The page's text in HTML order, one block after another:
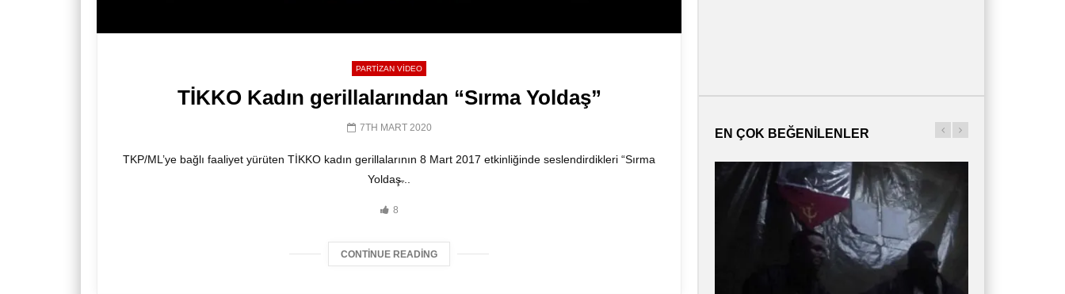
PARTIZAN VIDEO
TİKKO Kadın gerillalarından “Sırma Yoldaş”
7TH MART 2020
TKP/ML’ye bağlı faaliyet yürüten TİKKO kadın gerillalarının 8 Mart 2017 etkinliğinde seslendirdikleri “Sırma
Yoldaş̶...
8
CONTINUE READING
EN ÇOK BEĞENILENLER